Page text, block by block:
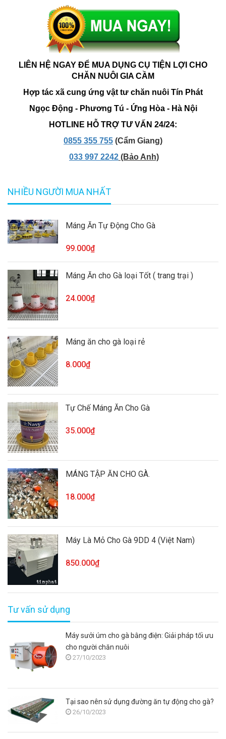
LIÊN HỆ NGAY ĐỂ MUA DỤNG CỤ TIỆN LỢI CHO
CHĂN NUÔI GIA CẦM
Hợp tác xã cung ứng vật tư chăn nuôi Tín Phát
Ngọc Động - Phương Tú - Ứng Hòa - Hà Nội
HOTLINE HỖ TRỢ TƯ VẤN 24/24:
0855 355 755 (Cẩm Giang)
033 997 2242 (Bảo Anh)
NHIỀU NGƯỜI MUA NHẤT
Máng Ăn Tự Động Cho Gà
99.000₫
Máng Ăn cho Gà loại Tốt ( trang trại )
24.000₫
Máng ăn cho gà loại rẻ
8.000₫
Tự Chế Máng Ăn Cho Gà
35.000₫
MÁNG TẬP ĂN CHO GÀ.
18.000₫
Máy Là Mỏ Cho Gà 9DD 4 (Việt Nam)
850.000₫
Tư vấn sử dụng
Máy sưởi úm cho gà bằng điện: Giải pháp tối ưu
cho người chăn nuôi
27/10/2023
Tại sao nên sử dụng đường ăn tự động cho gà?
26/10/2023